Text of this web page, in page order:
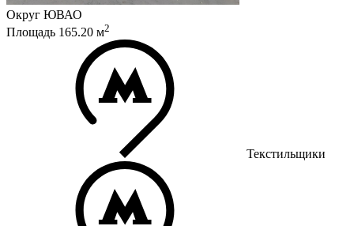
Округ ЮВАО
Площадь 165.20 м2
Текстильщики